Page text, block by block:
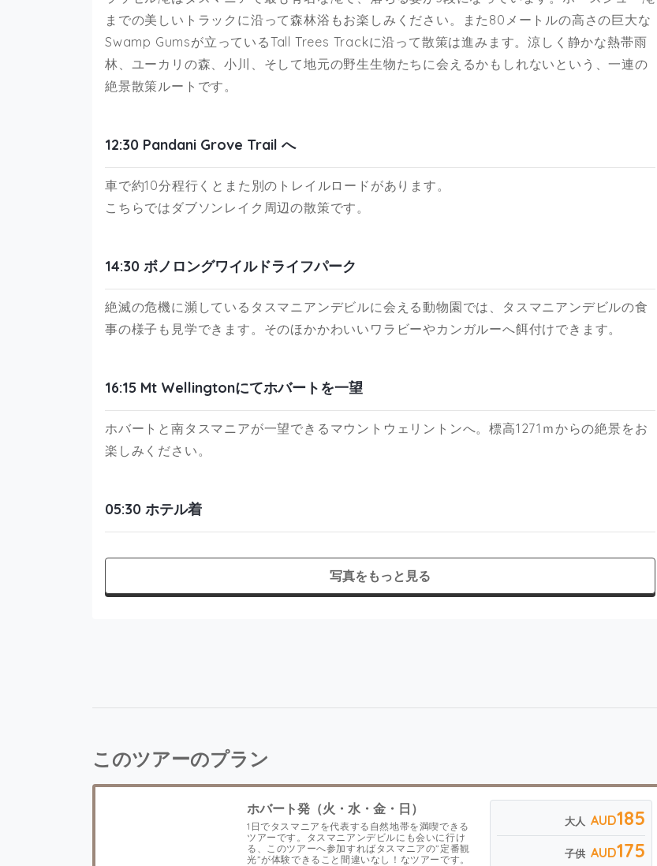
までの美しいトラックに沿って森林浴もお楽しみください。また80メートルの高さの巨大な
Swamp Gumsが立っているTall Trees Trackに沿って散策は進みます。涼しく静かな熱帯雨
林、ユーカリの森、小川、そして地元の野生生物たちに会えるかもしれないという、一連の
絶景散策ルートです。
12:30 Pandani Grove Trail へ
車で約10分程行くとまた別のトレイルロードがあります。
こちらではダブソンレイク周辺の散策です。
14:30 ボノロングワイルドライフパーク
絶滅の危機に瀕しているタスマニアンデビルに会える動物園では、タスマニアンデビルの食
事の様子も見学できます。そのほかかわいいワラビーやカンガルーへ餌付けできます。
16:15 Mt Wellingtonにてホバートを一望
ホバートと南タスマニアが一望できるマウントウェリントンへ。標高1271ｍからの絶景をお
楽しみください。
05:30 ホテル着
写真をもっと見る
このツアーのプラン
ホバート発（火・水・金・日）
1日でタスマニアを代表する自然地帯を満喫できる
ツアーです。タスマニアンデビルにも会いに行け
る、このツアーへ参加すればタスマニアの”定番観
光”が体験できること間違いなし！なツアーです。
大人 AUD185
子供 AUD175